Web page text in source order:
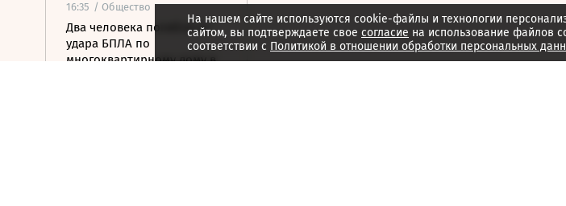
16:35 / Общество
Два человека погибли от
удара БПЛА по
многоквартирному дому в
На нашем сайте используются cookie-файлы и технологии
сайтом, вы подтверждаете свое согласие на использование файлов
соответствии с Политикой в отношении обработки персональных